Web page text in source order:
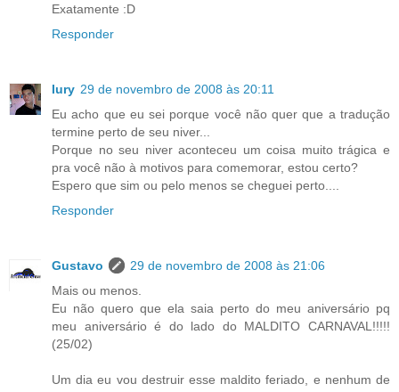
Exatamente :D
Responder
Iury 29 de novembro de 2008 às 20:11
Eu acho que eu sei porque você não quer que a tradução
termine perto de seu niver...
Porque no seu niver aconteceu um coisa muito trágica e
pra você não à motivos para comemorar, estou certo?
Espero que sim ou pelo menos se cheguei perto....
Responder
Gustavo
29 de novembro de 2008 às 21:06
Mais ou menos.
Eu não quero que ela saia perto do meu aniversário pq
meu aniversário é do lado do MALDITO CARNAVAL!!!!!
(25/02)
Um dia eu vou destruir esse maldito feriado, e nenhum de